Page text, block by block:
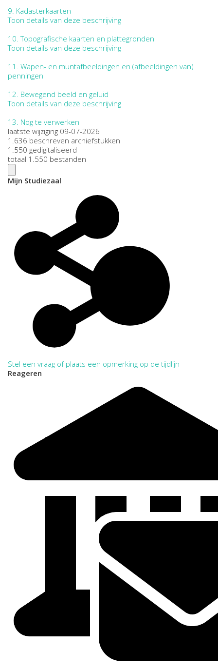
9. Kadasterkaarten
Toon details van deze beschrijving
10. Topografische kaarten en plattegronden
Toon details van deze beschrijving
11. Wapen- en muntafbeeldingen en (afbeeldingen van)
penningen
12. Bewegend beeld en geluid
Toon details van deze beschrijving
13. Nog te verwerken
laatste wijziging 09-07-2026
1.636 beschreven archiefstukken
1.550 gedigitaliseerd
totaal 1.550 bestanden
Mijn Studiezaal
Stel een vraag of plaats een opmerking op de tijdlijn
Reageren